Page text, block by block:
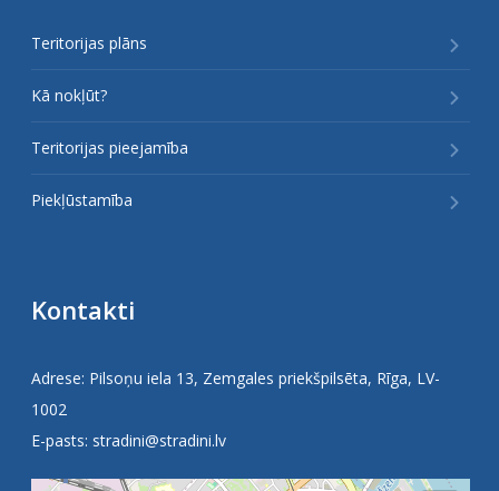
Teritorijas plāns
Kā nokļūt?
Teritorijas pieejamība
Piekļūstamība
Kontakti
Adrese: Pilsoņu iela 13, Zemgales priekšpilsēta, Rīga, LV-
1002
E-pasts: stradini@stradini.lv